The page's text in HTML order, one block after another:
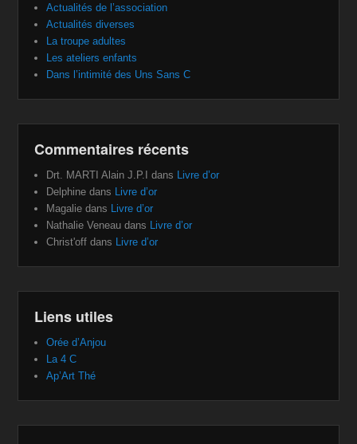
Actualités de l’association
Actualités diverses
La troupe adultes
Les ateliers enfants
Dans l’intimité des Uns Sans C
Commentaires récents
Drt. MARTI Alain J.P.I dans Livre d’or
Delphine dans Livre d’or
Magalie dans Livre d’or
Nathalie Veneau dans Livre d’or
Christ'off dans Livre d’or
Liens utiles
Orée d’Anjou
La 4 C
Ap’Art Thé